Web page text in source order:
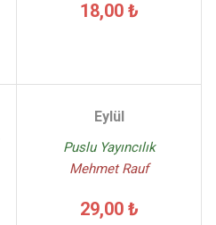
18,00 ₺
Eylül
Puslu Yayıncılık
Mehmet Rauf
29,00 ₺